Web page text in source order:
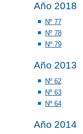
Año 2018
Nº 77
Nº 78
Nº 79
Año 2013
Nº 62
Nº 63
Nº 64
Año 2014